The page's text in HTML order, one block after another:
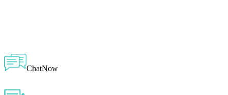
ChatNow